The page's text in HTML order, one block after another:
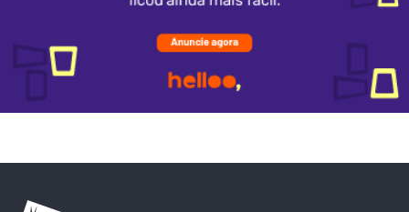
Entretenimento
Fique por Dentro